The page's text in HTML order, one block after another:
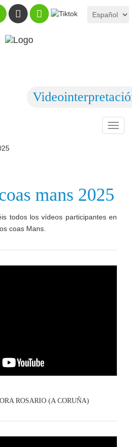
mans 2025
todos los vídeos participantes en
coas Mans.
ROSARIO (A CORUÑA)